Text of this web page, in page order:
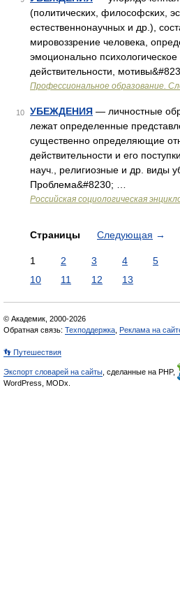
(политических, философских,
естественнонаучных и др.),
мировоззрение человека,
эмоционально
действительности,
Профессиональное образование.
10 УБЕЖДЕНИЯ — личностные
лежат определенные
существенно определяющие
действительности и его
науч., религиозные и др. виды
Проблема&#8230; …
Российская социологическая
Страницы Следующая →
1 2 3 4 5
10
11 12 13
© Академик, 2000-2026
Обратная связь: Техподдержка Реклама на
👣 Путешествия
Экспорт словарей на сайты , сделанные на PHP,
WordPress, MODx.